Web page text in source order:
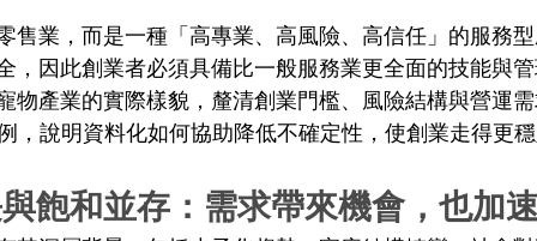
售業，而是一種「高專業、高風險、高信任」的服務
，因此創業者必須具備比一般服務業更全面的技能與
物產業的實際樣貌，釐清創業門檻、風險結構與營運
，說明資料化如何協助降低不確定性，使創業走得更
飽和並存：需求帶來機會，也加